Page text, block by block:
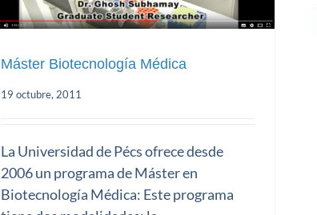
Máster Biotecnología Médica
19 octubre, 2011
La Universidad de Pécs ofrece desde
2006 un programa de Máster en
Biotecnología Médica: Este programa